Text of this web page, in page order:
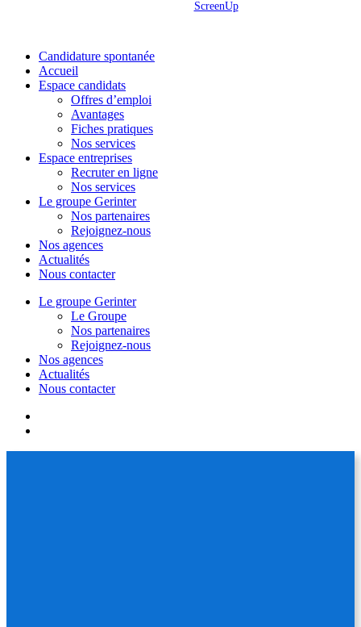
ScreenUp
Close
Menu
Candidature spontanée
Accueil
Espace candidats
Offres d’emploi
Avantages
Fiches pratiques
Nos services
Espace entreprises
Recruter en ligne
Nos services
Le groupe Gerinter
Nos partenaires
Rejoignez-nous
Nos agences
Actualités
Nous contacter
Le groupe Gerinter
Le Groupe
Nos partenaires
Rejoignez-nous
Nos agences
Actualités
Nous contacter